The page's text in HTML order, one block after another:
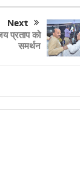
Next
प्रताप को
समर्थन